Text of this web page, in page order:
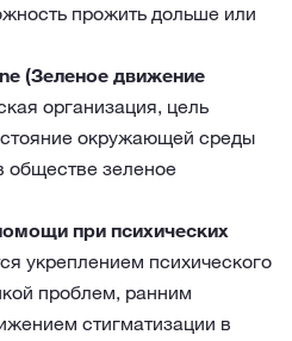
прожить дольше или
(Зеленое движение
организация, цель
окружающей среды
обществе зеленое
при психических
укреплением психического
проблем, ранним
стигматизации в